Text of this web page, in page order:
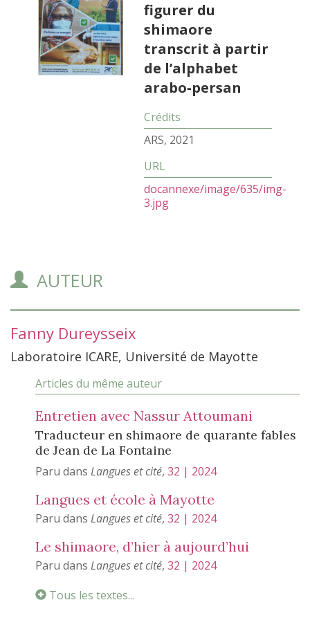
figurer du
shimaore
transcrit à partir
de l’alphabet
arabo‑persan
ARS, 2021
docannexe/image/635/img-
3.jpg
AUTEUR
Fanny Dureysseix
Laboratoire ICARE, Université de Mayotte
Articles du même auteur
Entretien avec Nassur Attoumani
Traducteur en shimaore de quarante fables
de Jean de La Fontaine
Paru dans Langues et cité, 32 | 2024
Langues et école à Mayotte
Paru dans Langues et cité, 32 | 2024
Le shimaore, d’hier à aujourd’hui
Paru dans Langues et cité, 32 | 2024
Tous les textes...